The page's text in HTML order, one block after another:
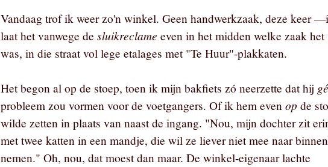
Vandaag trof ik weer zo'n winkel. Geen handwerkzaak, deze keer
laat het vanwege de sluikreclame even in het midden welke zaak het
was, in die straat vol lege etalages met "Te Huur"-plakkaten.
Het begon al op de stoep, toen ik mijn bakfiets zó neerzette dat hij
probleem zou vormen voor de voetgangers. Of ik hem even op de
wilde zetten in plaats van naast de ingang. "Nou, mijn dochter zit
met twee katten in een mandje, die wil ze liever niet mee naar binnen
nemen." Oh, nou, dat moest dan maar. De winkel-eigenaar lachte